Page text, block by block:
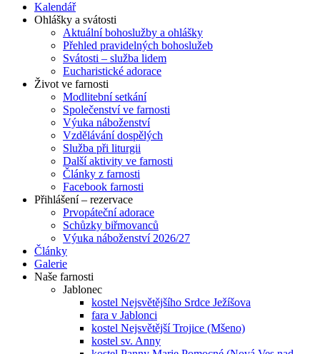
Kalendář
Ohlášky a svátosti
Aktuální bohoslužby a ohlášky
Přehled pravidelných bohoslužeb
Svátosti – služba lidem
Eucharistické adorace
Život ve farnosti
Modlitební setkání
Společenství ve farnosti
Výuka náboženství
Vzdělávání dospělých
Služba při liturgii
Další aktivity ve farnosti
Články z farnosti
Facebook farnosti
Přihlášení – rezervace
Prvopáteční adorace
Schůzky biřmovanců
Výuka náboženství 2026/27
Články
Galerie
Naše farnosti
Jablonec
kostel Nejsvětějšího Srdce Ježíšova
fara v Jablonci
kostel Nejsvětější Trojice (Mšeno)
kostel sv. Anny